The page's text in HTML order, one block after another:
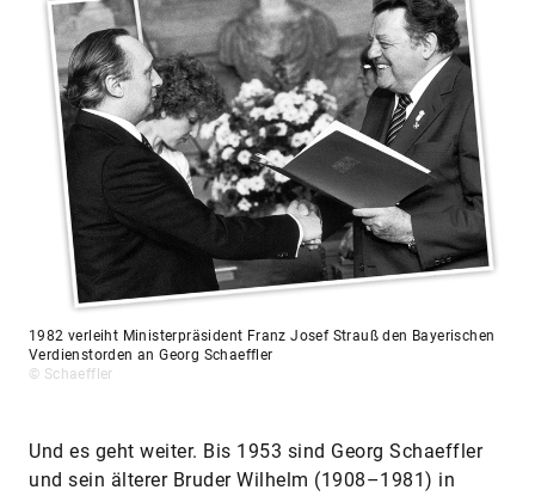
1982 verleiht Ministerpräsident Franz Josef Strauß den Bayerischen
Verdienstorden an Georg Schaeffler
© Schaeffler
Und es geht weiter. Bis 1953 sind Georg Schaeffler
und sein älterer Bruder Wilhelm (1908–1981) in